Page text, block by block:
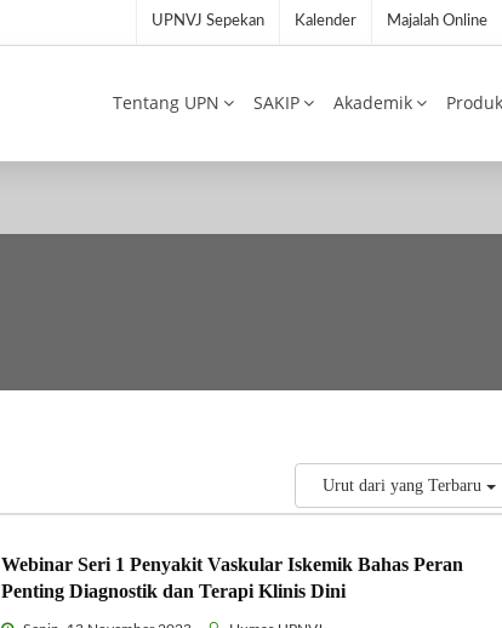
UPNVJ Sepekan Kalender Majalah Online
Tentang UPN SAKIP Akademik
Urut dari yang Terbaru
Webinar Seri 1 Penyakit Vaskular Iskemik Bahas Peran
Penting Diagnostik dan Terapi Klinis Dini